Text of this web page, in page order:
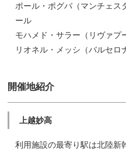
ポール・ポグバ（マンチェス
ール
モハメド・サラー（リヴァプ
リオネル・メッシ（バルセロ
開催地紹介
上越妙高
利用施設の最寄り駅は北陸新